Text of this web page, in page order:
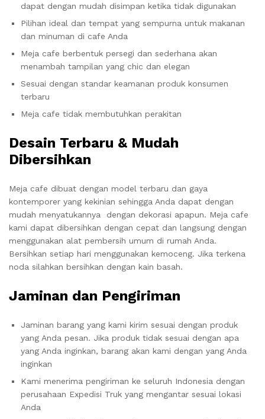
dapat dengan mudah disimpan ketika tidak digunakan
Pilihan ideal dan tempat yang sempurna untuk makanan
dan minuman di cafe Anda
Meja cafe berbentuk persegi dan sederhana akan
menambah tampilan yang chic dan elegan
Sesuai dengan standar keamanan produk konsumen
terbaru
Meja cafe tidak membutuhkan perakitan
Desain Terbaru & Mudah
Dibersihkan
Meja cafe dibuat dengan model terbaru dan gaya
kontemporer yang kekinian sehingga Anda dapat dengan
mudah menyatukannya dengan dekorasi apapun. Meja cafe
kami dapat dibersihkan dengan cepat dan langsung dengan
menggunakan alat pembersih umum di rumah Anda.
Bersihkan setiap hari menggunakan kemoceng. Jika terkena
noda silahkan bersihkan dengan kain basah.
Jaminan dan Pengiriman
Jaminan barang yang kami kirim sesuai dengan produk
yang Anda pesan. Jika produk tidak sesuai dengan apa
yang Anda inginkan, barang akan kami dengan yang Anda
inginkan
Kami menerima pengiriman ke seluruh Indonesia dengan
perusahaan Expedisi Truk yang mengantar sesuai lokasi
Anda